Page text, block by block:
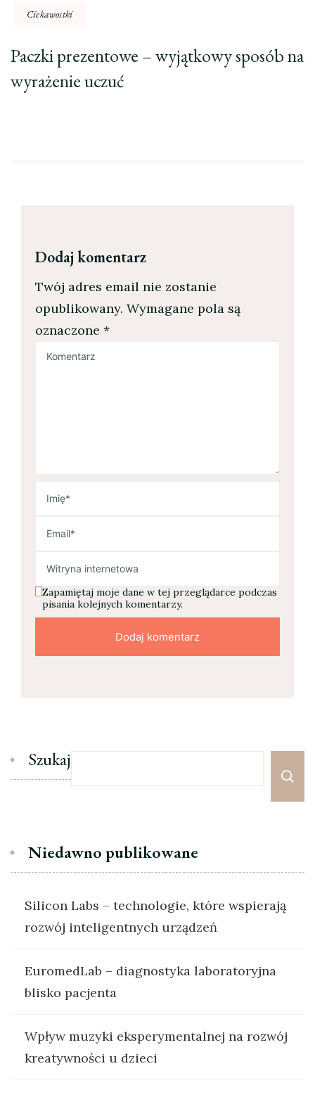
Ciekawostki
Paczki prezentowe – wyjątkowy sposób na
wyrażenie uczuć
Dodaj komentarz
Twój adres email nie zostanie
opublikowany. Wymagane pola są
oznaczone *
Zapamiętaj moje dane w tej przeglądarce podczas
pisania kolejnych komentarzy.
Szukaj
Niedawno publikowane
Silicon Labs – technologie, które wspierają
rozwój inteligentnych urządzeń
EuromedLab – diagnostyka laboratoryjna
blisko pacjenta
Wpływ muzyki eksperymentalnej na rozwój
kreatywności u dzieci